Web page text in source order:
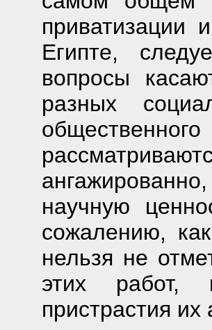
приватизации
Египте,
вопросы
разных
научную
сожалению,
нельзя не
этих работ,
пристрастия их